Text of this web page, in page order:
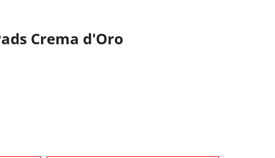
Crema d'Oro